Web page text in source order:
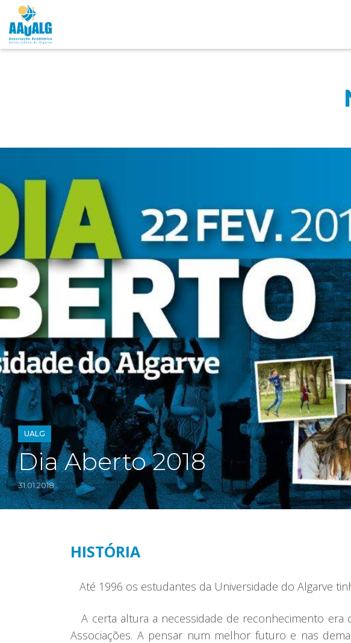
UALG
Dia Aberto 2018
31.01.2018
HISTÓRIA
Até 1996 os estudantes da Universidade do Algarve
A certa altura a necessidade de reconhecimento era
Associações. A pensar num melhor futuro e nas